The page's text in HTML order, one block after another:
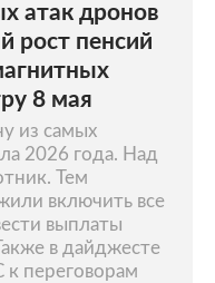
атак дронов
рост пенсий
8 мая
из самых
2026 года. Над
Тем
включить все
выплаты
в дайджесте
к переговорам